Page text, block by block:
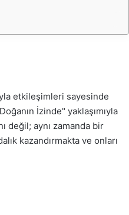
etkileşimleri sayesinde
İzinde" yaklaşımıyla
değil; aynı zamanda bir
kazandırmakta ve onları